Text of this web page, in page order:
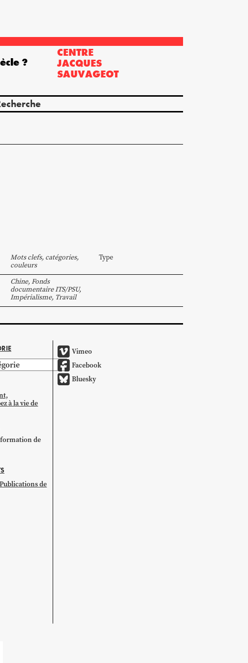
CENTRE
JACQUES
SAUVAGEOT
?
Mots clefs, catégories,
couleurs
Type
Chine, Fonds
documentaire ITS/PSU,
Impérialisme, Travail
à la vie de
de
de
Vimeo
Facebook
Bluesky